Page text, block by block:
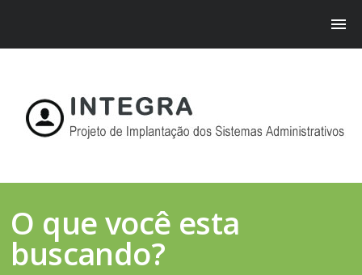
O que você esta
buscando?